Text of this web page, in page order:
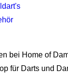
bei Home of
für Darts und